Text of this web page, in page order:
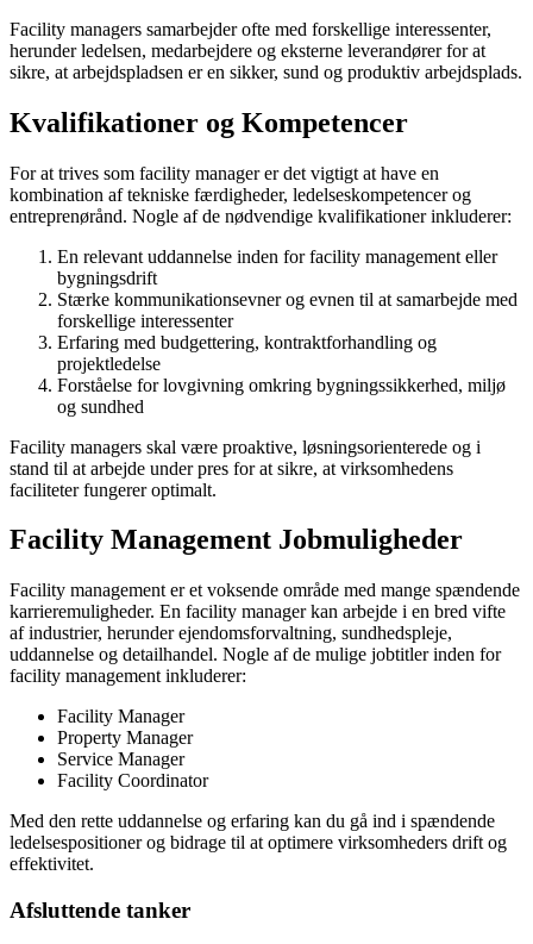
Facility managers samarbejder ofte med forskellige interessenter,
herunder ledelsen, medarbejdere og eksterne leverandører for at
sikre, at arbejdspladsen er en sikker, sund og produktiv arbejdsplads.
Kvalifikationer og Kompetencer
For at trives som facility manager er det vigtigt at have en
kombination af tekniske færdigheder, ledelseskompetencer og
entreprenørånd. Nogle af de nødvendige kvalifikationer inkluderer:
En relevant uddannelse inden for facility management eller
bygningsdrift
Stærke kommunikationsevner og evnen til at samarbejde med
forskellige interessenter
Erfaring med budgettering, kontraktforhandling og
projektledelse
Forståelse for lovgivning omkring bygningssikkerhed, miljø
og sundhed
Facility managers skal være proaktive, løsningsorienterede og i
stand til at arbejde under pres for at sikre, at virksomhedens
faciliteter fungerer optimalt.
Facility Management Jobmuligheder
Facility management er et voksende område med mange spændende
karrieremuligheder. En facility manager kan arbejde i en bred vifte
af industrier, herunder ejendomsforvaltning, sundhedspleje,
uddannelse og detailhandel. Nogle af de mulige jobtitler inden for
facility management inkluderer:
Facility Manager
Property Manager
Service Manager
Facility Coordinator
Med den rette uddannelse og erfaring kan du gå ind i spændende
ledelsespositioner og bidrage til at optimere virksomheders drift og
effektivitet.
Afsluttende tanker